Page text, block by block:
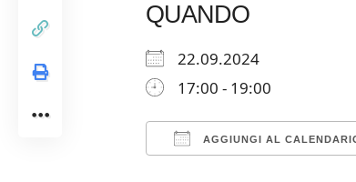
QUANDO
22.09.2024
17:00 - 19:00
AGGIUNGI AL